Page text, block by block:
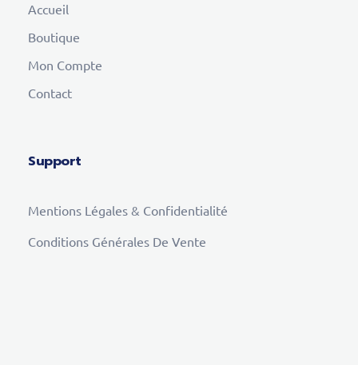
Accueil
Boutique
Mon Compte
Contact
Support
Mentions Légales & Confidentialité
Conditions Générales De Vente